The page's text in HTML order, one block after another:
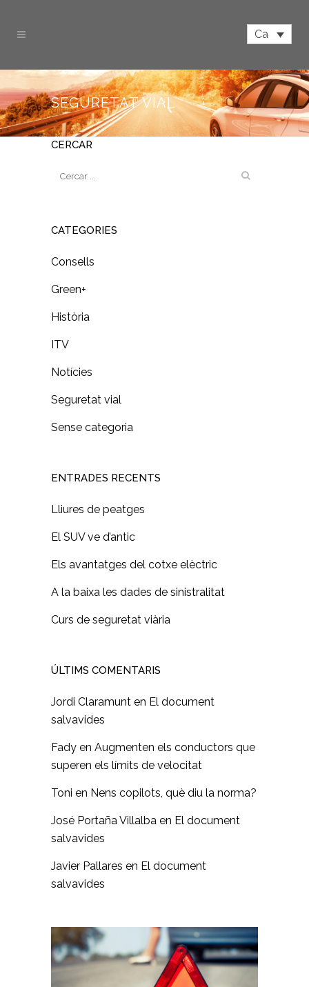
Ca
SEGURETAT VIAL
CERCAR
CATEGORIES
Consells
Green+
Història
ITV
Notícies
Seguretat vial
Sense categoria
ENTRADES RECENTS
Lliures de peatges
El SUV ve d’antic
Els avantatges del cotxe elèctric
A la baixa les dades de sinistralitat
Curs de seguretat viària
ÚLTIMS COMENTARIS
Jordi Claramunt en El document
salvavides
Fady en Augmenten els conductors que
superen els límits de velocitat
Toni en Nens copilots, què diu la norma?
José Portaña Villalba en El document
salvavides
Javier Pallares en El document
salvavides